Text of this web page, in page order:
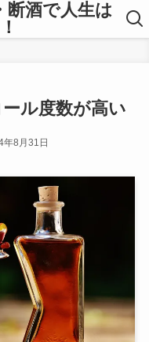
断酒で人生は
ル度数が高い
年8月31日